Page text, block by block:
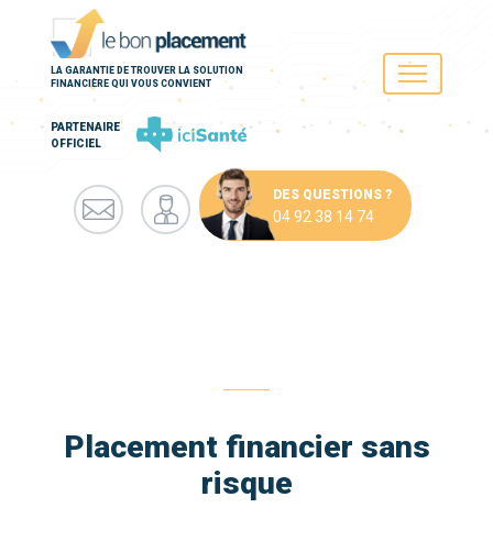
LA GARANTIE DE TROUVER LA SOLUTION
FINANCIÈRE QUI VOUS CONVIENT
PARTENAIRE
OFFICIEL
DES QUESTIONS ?
04 92 38 14 74
Placement financier sans
risque